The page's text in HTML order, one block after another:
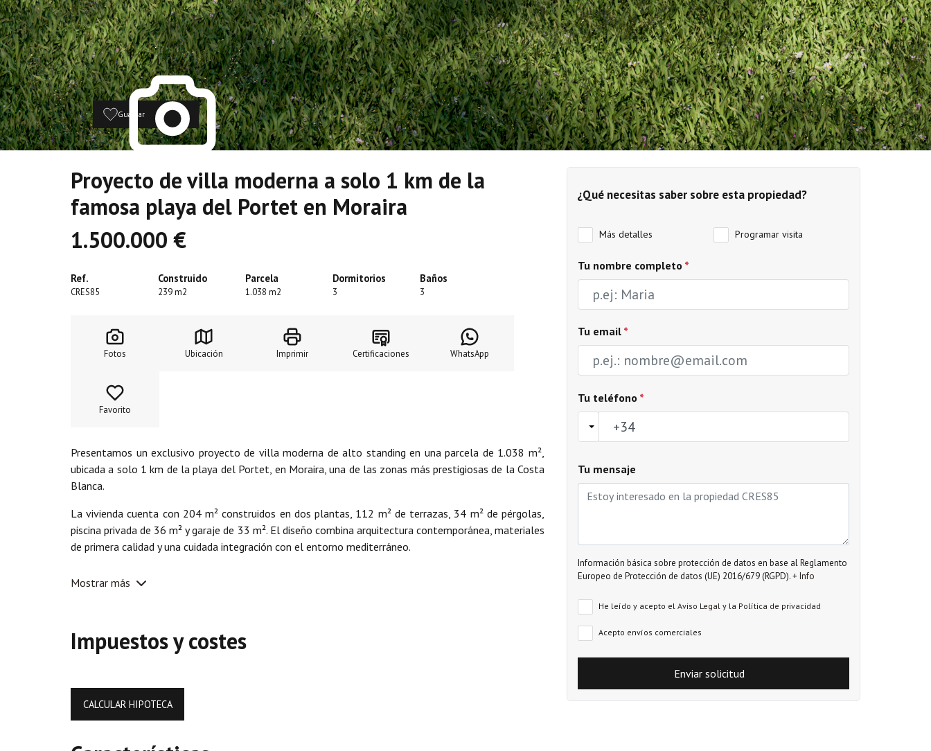
Guardar 26
Proyecto de villa moderna a solo 1 km de la
famosa playa del Portet en Moraira
1.500.000 €
Ref.
CRES85
Construido
239 m2
Parcela
1.038 m2
Dormitorios
3
Baños
3
Fotos Ubicación Imprimir Certificaciones WhatsApp
Favorito
Presentamos un exclusivo proyecto de villa moderna de alto standing en una parcela de 1.038 m²,
ubicada a solo 1 km de la playa del Portet, en Moraira, una de las zonas más prestigiosas de la Costa
Blanca.
La vivienda cuenta con 204 m² construidos en dos plantas, 112 m² de terrazas, 34 m² de pérgolas,
piscina privada de 36 m² y garaje de 33 m². El diseño combina arquitectura contemporánea, materiales
de primera calidad y una cuidada integración con el entorno mediterráneo.
cortesía.
La vivienda se entrega con aire acondicionado por conductos, calefacción por suelo radiante, armarios
a medida, cocina de diseño, carpintería exterior Technal y persianas eléctricas en los dormitorios.
Mostrar más
Impuestos y costes
CALCULAR HIPOTECA
¿Qué necesitas saber sobre esta propiedad?
Más detalles Programar visita
Tu nombre completo *
Tu email *
Tu teléfono *
Tu mensaje
Información básica sobre protección de datos en base al Reglamento
Europeo de Protección de datos (UE) 2016/679 (RGPD).+ Info
He leído y acepto el Aviso Legal y la Política de privacidad
Acepto envíos comerciales
Enviar solicitud